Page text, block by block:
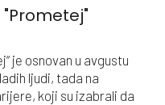
je osnovan u avgustu
ljudi, tada na
koji su izabrali da